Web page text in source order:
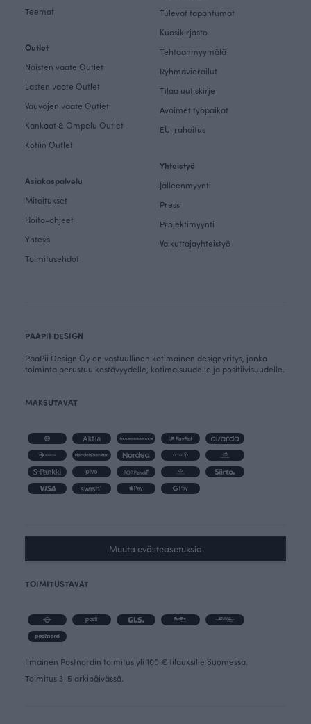
Teemat
Outlet
Naisten vaate Outlet
Lasten vaate Outlet
Vauvojen vaate Outlet
Kankaat & Ompelu Outlet
Kotiin Outlet
Asiakaspalvelu
Mitoitukset
Hoito-ohjeet
Yhteys
Toimitusehdot
Tulevat tapahtumat
Kuosikirjasto
Tehtaanmyymälä
Ryhmävierailut
Tilaa uutiskirje
Avoimet työpaikat
EU-rahoitus
Yhteistyö
Jälleenmyynti
Press
Projektimyynti
Vaikuttajayhteistyö
PAAPII DESIGN
PaaPii Design Oy on vastuullinen kotimainen designyritys, jonka
toiminta perustuu kestävyydelle, kotimaisuudelle ja positiivisuudelle.
MAKSUTAVAT
Muuta evästeasetuksia
TOIMITUSTAVAT
Ilmainen Postnordin toimitus yli 100 € tilauksille Suomessa.
Toimitus 3-5 arkipäivässä.